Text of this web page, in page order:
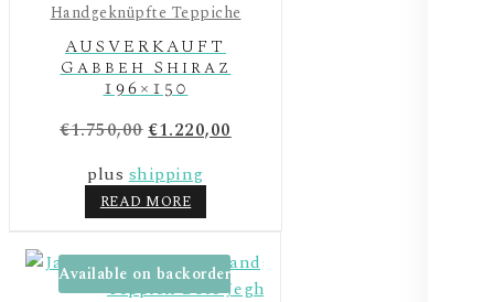
Handgeknüpfte Teppiche
AUSVERKAUFT
Gabbeh Shiraz
196×150
€1.750,00Original
was:
€1.750,00.
€1.220,00
plusshipping
READ MORE
Available on backorder